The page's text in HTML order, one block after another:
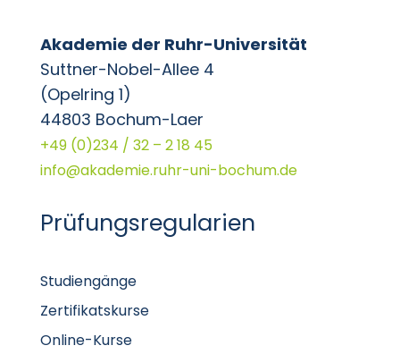
Akademie der Ruhr-Universität
Suttner-Nobel-Allee 4
(Opelring 1)
44803 Bochum-Laer
+49 (0)234 / 32 – 2 18 45
info@akademie.ruhr-uni-bochum.de
Prüfungsregularien
Studiengänge
Zertifikatskurse
Online-Kurse